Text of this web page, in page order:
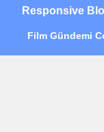
Responsive
Film Gündemi